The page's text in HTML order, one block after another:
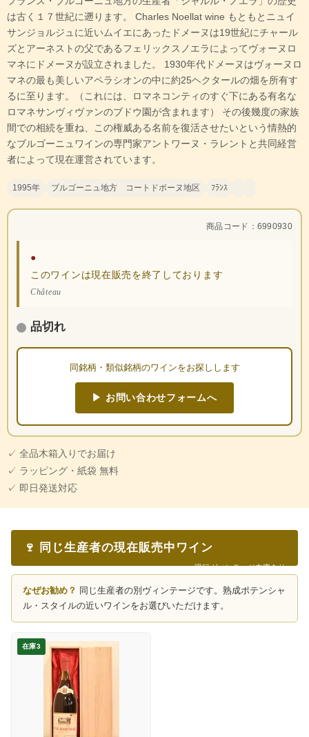
は古く１７世紀に遡ります。 Charles Noellat wine もともとニュイ
サンジョルジュに近いムイエにあったドメーヌは19世紀にチャール
ズとアーネストの父であるフェリックスノエラによってヴォーヌロ
マネにドメーヌが設立されました。 1930年代ドメーヌはヴォーヌロ
マネの最も美しいアペラシオンの中に約25ヘクタールの畑を所有す
るに至ります。（これには、ロマネコンティのすぐ下にある有名な
ロマネサンヴィヴァンのブドウ園が含まれます） その後幾度の家族
間での相続を重ね、この権威ある名前を復活させたいという情熱的
なブルゴーニュワインの専門家アントワーヌ・ラレントと共同経営
者によって現在運営されています。
1995年 ブルゴーニュ地方 コートドボーヌ地区 ﾌﾗﾝｽ
商品コード：6990930
●
このワインは現在販売を終了しております
Château
品切れ
同銘柄・類似銘柄のワインをお探しします
▶ お問い合わせフォームへ
✓ 全品木箱入りでお届け
✓ ラッピング・紙袋 無料
✓ 即日発送対応
🍷 同じ生産者の現在販売中ワイン
現行ヴィンテージ在庫あり
なぜお勧め？ 同じ生産者の別ヴィンテージです。熟成ポテンシャ
ル・スタイルの近いワインをお選びいただけます。
在庫3